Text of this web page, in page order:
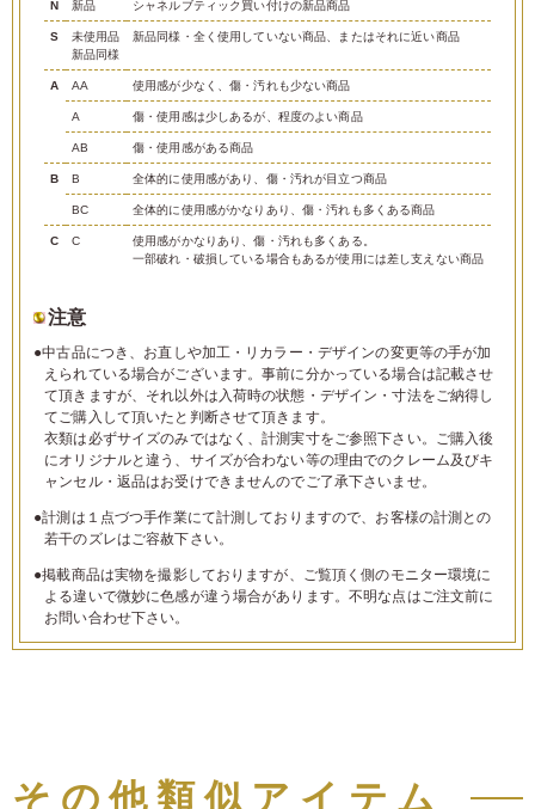
N 新品 シャネルブティック買い付けの新品商品
S
未使用品
新品同様
新品同様・全く使用していない商品、またはそれに近い商品
A AA 使用感が少なく、傷・汚れも少ない商品
A 傷・使用感は少しあるが、程度のよい商品
AB 傷・使用感がある商品
B B 全体的に使用感があり、傷・汚れが目立つ商品
BC 全体的に使用感がかなりあり、傷・汚れも多くある商品
C C
使用感がかなりあり、傷・汚れも多くある。
一部破れ・破損している場合もあるが使用には差し支えない商品
注意
●中古品につき、お直しや加工・リカラー・デザインの変更等の手が加
えられている場合がございます。事前に分かっている場合は記載させ
て頂きますが、それ以外は入荷時の状態・デザイン・寸法をご納得し
てご購入して頂いたと判断させて頂きます。
衣類は必ずサイズのみではなく、計測実寸をご参照下さい。ご購入後
にオリジナルと違う、サイズが合わない等の理由でのクレーム及びキ
ャンセル・返品はお受けできませんのでご了承下さいませ。
●計測は１点づつ手作業にて計測しておりますので、お客様の計測との
若干のズレはご容赦下さい。
●掲載商品は実物を撮影しておりますが、ご覧頂く側のモニター環境に
よる違いで微妙に色感が違う場合があります。不明な点はご注文前に
お問い合わせ下さい。
その他類似アイテム